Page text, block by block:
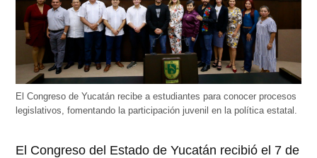
El Congreso de Yucatán recibe a estudiantes para conocer procesos
legislativos, fomentando la participación juvenil en la política estatal.
El Congreso del Estado de Yucatán recibió el 7 de